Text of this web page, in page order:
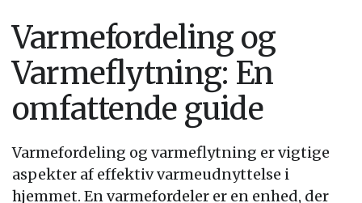
Varmefordeling og
Varmeflytning: En
omfattende guide
Varmefordeling og varmeflytning er vigtige
aspekter af effektiv varmeudnyttelse i
hjemmet. En varmefordeler er en enhed, der